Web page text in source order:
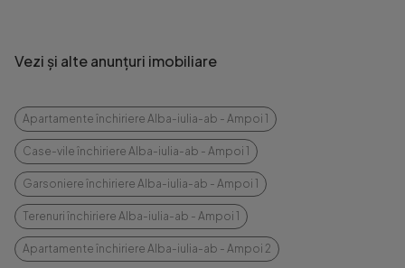
Vezi și alte anunțuri imobiliare
Apartamente închiriere Alba-iulia-ab - Ampoi 1
Case-vile închiriere Alba-iulia-ab - Ampoi 1
Garsoniere închiriere Alba-iulia-ab - Ampoi 1
Terenuri închiriere Alba-iulia-ab - Ampoi 1
Apartamente închiriere Alba-iulia-ab - Ampoi 2